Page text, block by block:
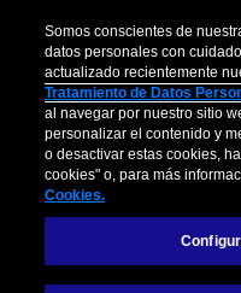
Política
Somos conscientes de
datos personales con
actualizado recientemente
Tratamiento de Datos
al navegar por nuestro sitio
personalizar el contenido y
o desactivar estas cookies,
cookies" o, para más
Cookies.